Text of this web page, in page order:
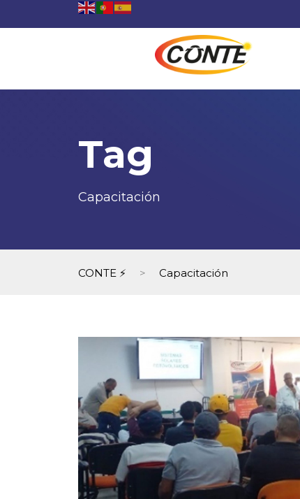
Tag
Capacitación
CONTE ⚡ > Capacitación